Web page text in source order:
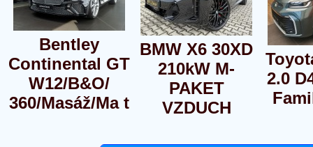
Bentley
Continental GT
W12/B&O/
360/Masáž/Ma t
BMW X6 30XD
210kW M-
PAKET
VZDUCH
2.0